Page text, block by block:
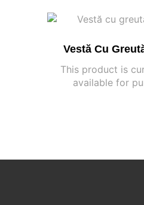
Vestă Cu
This product is
available for